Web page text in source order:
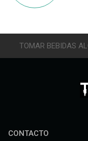
TOMAR BEBIDAS
CONTACTO